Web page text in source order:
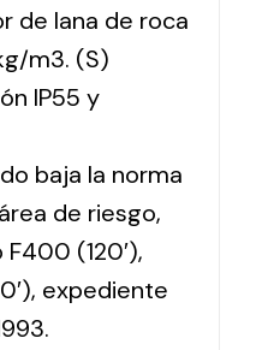
de lana de roca
m3. (S)
IP55 y
baja la norma
de riesgo,
(120′),
expediente